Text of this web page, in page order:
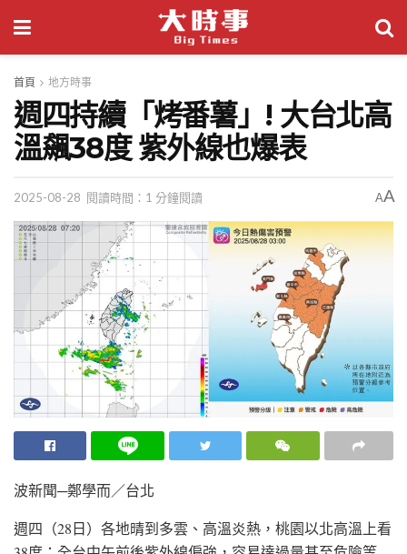
首頁 地方時事
週四持續「烤番薯」! 大台北高
溫飆38度 紫外線也爆表
2025-08-28 閱讀時間：1 分鐘閱讀 AA
波新聞─鄭學而／台北
週四（28日）各地晴到多雲、高溫炎熱，桃園以北高溫上看